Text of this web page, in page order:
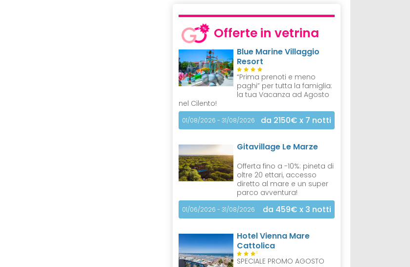
Offerte in vetrina
Blue Marine Villaggio
Resort
“Prima prenoti e meno
paghi” per tutta la famiglia:
la tua Vacanza ad Agosto
nel Cilento!
01/08/2026 - 31/08/2026 da 2150€ x 7 notti
Gitavillage Le Marze
Offerta fino a -10%: pineta di
oltre 20 ettari, accesso
diretto al mare e un super
parco avventura!
01/06/2026 - 31/08/2026 da 459€ x 3 notti
Hotel Vienna Mare
Cattolica
S
SPECIALE PROMO AGOSTO